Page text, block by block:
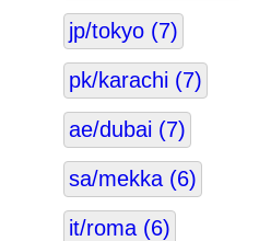
jp/tokyo (7)
pk/karachi (7)
ae/dubai (7)
sa/mekka (6)
it/roma (6)